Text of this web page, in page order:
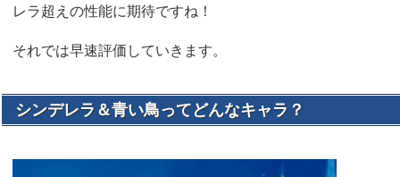
レラ超えの性能に期待ですね！
それでは早速評価していきます。
シンデレラ＆青い鳥ってどんなキャラ？